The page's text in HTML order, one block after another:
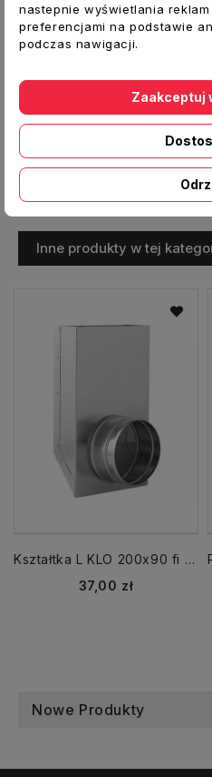
Średnicadz[mm]:148
Kąt [°]:120
Regulacja:NIE
blacha
DARCO
Inne produkty w tej
Kształtka L KLO 200x90 fi 125 mm
Cena
37,00 zł
Nowe Produkty
nastepnie wyświetlania
preferencjami na podstawie
podczas nawigacji.
Zaakceptuj